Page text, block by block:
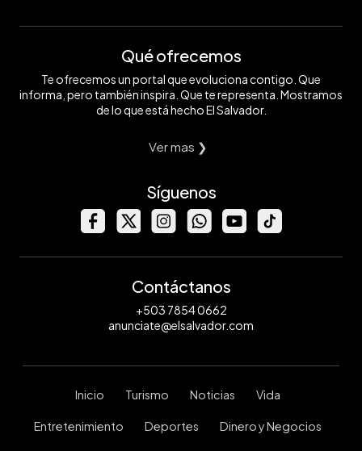
Qué ofrecemos
Te ofrecemos un portal que evoluciona contigo. Que
informa, pero también inspira. Que te representa. Mostramos
de lo que está hecho El Salvador.
Ver mas ❯
Síguenos
Contáctanos
+503 7854 0662
anunciate@elsalvador.com
Inicio Turismo Noticias Vida
Entretenimiento Deportes Dinero y Negocios